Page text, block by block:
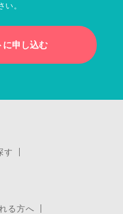
い。
に申し込む
す
る方へ